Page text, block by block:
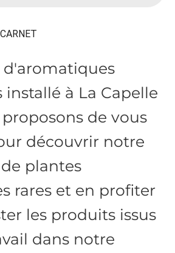
à La Capelle
de vous
découvrir notre
plantes
rares et en profiter
les produits issus
dans notre